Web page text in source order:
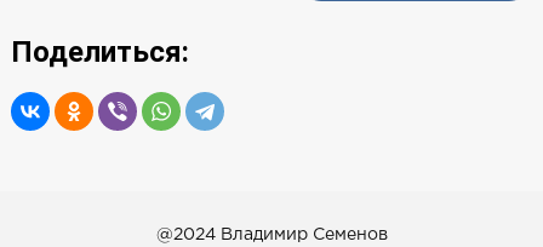
Поделиться:
@2024 Владимир Семенов